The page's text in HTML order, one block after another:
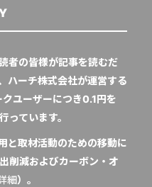
の皆様が記事を読むだ
ハーチ株式会社が運営する
クユーザーにつき0.1円を
っています。
と取材活動のための移動に
削減およびカーボン・オ
細）。